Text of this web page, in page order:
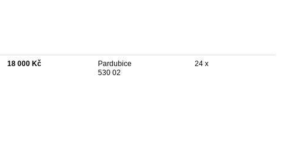
18 000 Kč
Pardubice
530 02
24 x